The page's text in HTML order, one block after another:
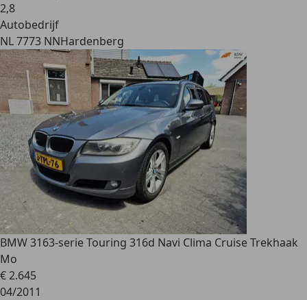
2,8
Autobedrijf
NL 7773 NNHardenberg
BMW 3163-serie Touring 316d Navi Clima Cruise Trekhaak
Mo
€ 2.645
04/2011